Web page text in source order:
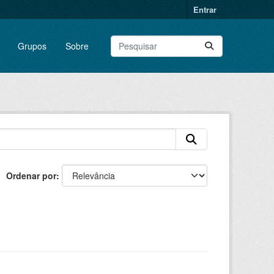
Entrar
Grupos Sobre
Ordenar por